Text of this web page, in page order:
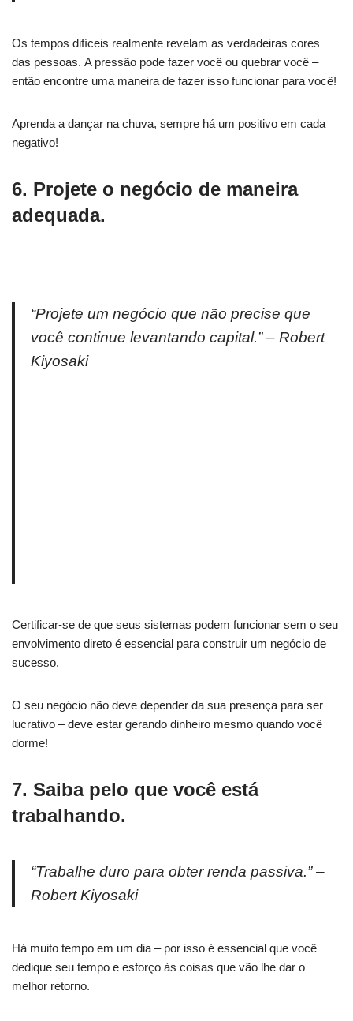
Os tempos difíceis realmente revelam as verdadeiras cores
das pessoas. A pressão pode fazer você ou quebrar você –
então encontre uma maneira de fazer isso funcionar para você!
Aprenda a dançar na chuva, sempre há um positivo em cada
negativo!
6. Projete o negócio de maneira
adequada.
“Projete um negócio que não precise que
você continue levantando capital.” – Robert
Kiyosaki
Certificar-se de que seus sistemas podem funcionar sem o seu
envolvimento direto é essencial para construir um negócio de
sucesso.
O seu negócio não deve depender da sua presença para ser
lucrativo – deve estar gerando dinheiro mesmo quando você
dorme!
7. Saiba pelo que você está
trabalhando.
“Trabalhe duro para obter renda passiva.” –
Robert Kiyosaki
Há muito tempo em um dia – por isso é essencial que você
dedique seu tempo e esforço às coisas que vão lhe dar o
melhor retorno.